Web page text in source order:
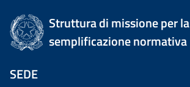
Struttura di missione per la
semplificazione normativa
SEDE